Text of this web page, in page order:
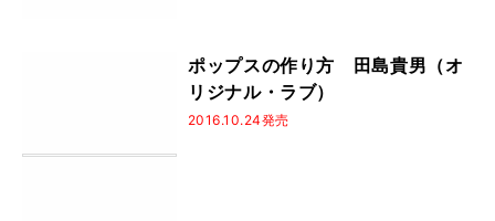
ポップスの作り方 田島貴男（オ
リジナル・ラブ）
2016.10.24発売